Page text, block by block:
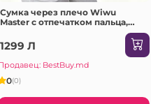
Сумка через плечо Wiwu
Master с отпечатком пальца,
1299 Л
BestBuy.md
0(0)